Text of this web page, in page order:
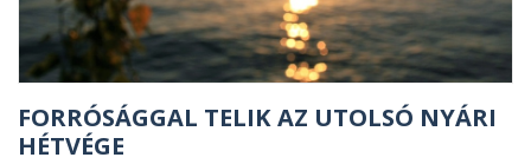
FORRÓSÁGGAL TELIK AZ UTOLSÓ NYÁRI
HÉTVÉGE